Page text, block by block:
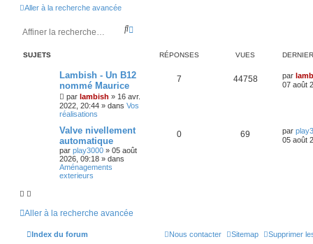
Aller à la recherche avancée
R
r
c
h
e
r
h
e
v
a
n
c
SUJETS RÉPONSES VUES
Lambish - Un B12
nommé Maurice
par lambish » 16 avr.
2022, 20:44 » dans Vos
réalisations
7 44758 par
07 août
Valve nivellement
automatique
par play3000 » 05 août
2026, 09:18 » dans
Aménagements
exterieurs
0 69 par
05 août
Aller à la recherche avancée
Index du forum Supprimer
Sitemap
Nous contacter